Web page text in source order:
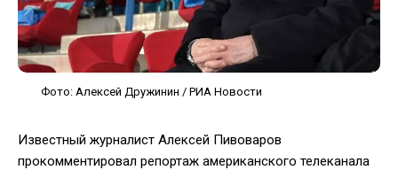
Фото: Алексей Дружинин / РИА Новости
Известный журналист Алексей Пивоваров
прокомментировал репортаж американского телеканала